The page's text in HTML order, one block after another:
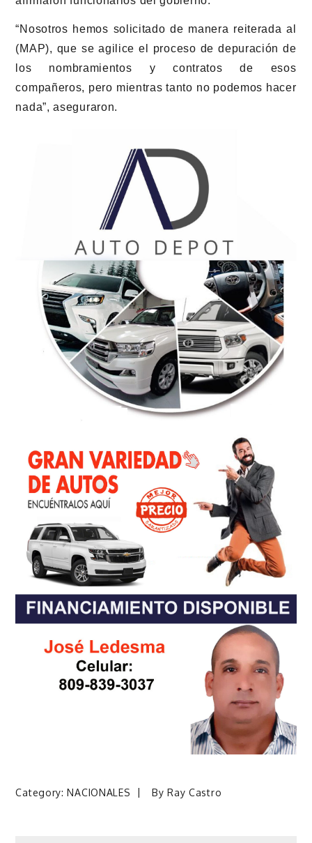
“Nosotros hemos solicitado de manera reiterada al
(MAP), que se agilice el proceso de depuración de
los nombramientos y contratos de esos
compañeros, pero mientras tanto no podemos hacer
nada”, aseguraron.
Category:NACIONALES ByRay Castro